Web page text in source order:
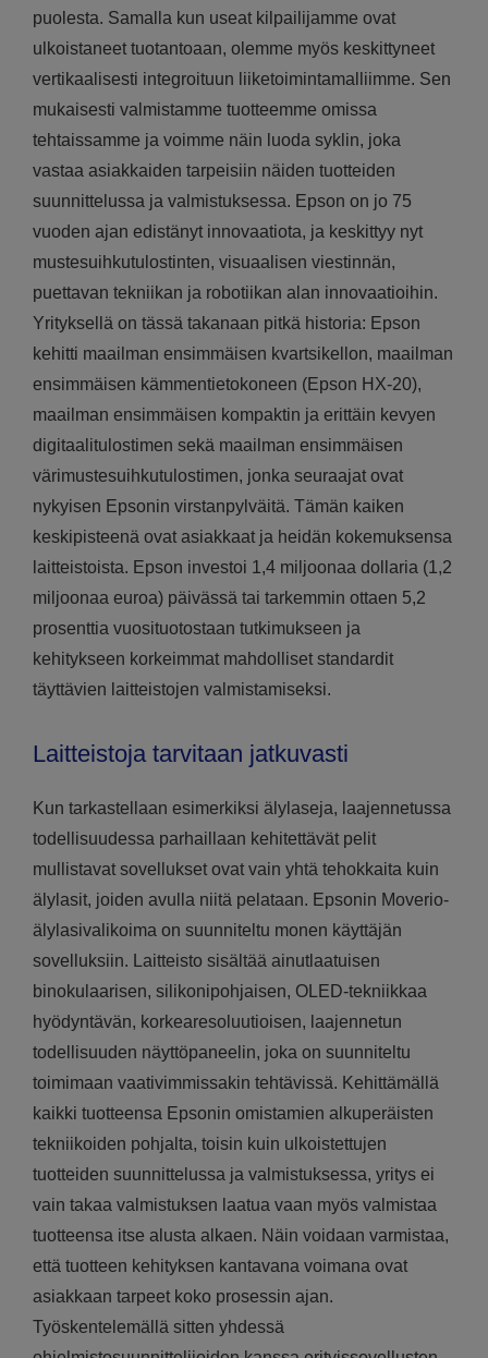
puolesta. Samalla kun useat kilpailijamme ovat
ulkoistaneet tuotantoaan, olemme myös keskittyneet
vertikaalisesti integroituun liiketoimintamalliimme. Sen
mukaisesti valmistamme tuotteemme omissa
tehtaissamme ja voimme näin luoda syklin, joka
vastaa asiakkaiden tarpeisiin näiden tuotteiden
suunnittelussa ja valmistuksessa. Epson on jo 75
vuoden ajan edistänyt innovaatiota, ja keskittyy nyt
mustesuihkutulostinten, visuaalisen viestinnän,
puettavan tekniikan ja robotiikan alan innovaatioihin.
Yrityksellä on tässä takanaan pitkä historia: Epson
kehitti maailman ensimmäisen kvartsikellon, maailman
ensimmäisen kämmentietokoneen (Epson HX-20),
maailman ensimmäisen kompaktin ja erittäin kevyen
digitaalitulostimen sekä maailman ensimmäisen
värimustesuihkutulostimen, jonka seuraajat ovat
nykyisen Epsonin virstanpylväitä. Tämän kaiken
keskipisteenä ovat asiakkaat ja heidän kokemuksensa
laitteistoista. Epson investoi 1,4 miljoonaa dollaria (1,2
miljoonaa euroa) päivässä tai tarkemmin ottaen 5,2
prosenttia vuosituotostaan tutkimukseen ja
kehitykseen korkeimmat mahdolliset standardit
täyttävien laitteistojen valmistamiseksi.
Laitteistoja tarvitaan jatkuvasti
Kun tarkastellaan esimerkiksi älylaseja, laajennetussa
todellisuudessa parhaillaan kehitettävät pelit
mullistavat sovellukset ovat vain yhtä tehokkaita kuin
älylasit, joiden avulla niitä pelataan. Epsonin Moverio-
älylasivalikoima on suunniteltu monen käyttäjän
sovelluksiin. Laitteisto sisältää ainutlaatuisen
binokulaarisen, silikonipohjaisen, OLED-tekniikkaa
hyödyntävän, korkearesoluutioisen, laajennetun
todellisuuden näyttöpaneelin, joka on suunniteltu
toimimaan vaativimmissakin tehtävissä. Kehittämällä
kaikki tuotteensa Epsonin omistamien alkuperäisten
tekniikoiden pohjalta, toisin kuin ulkoistettujen
tuotteiden suunnittelussa ja valmistuksessa, yritys ei
vain takaa valmistuksen laatua vaan myös valmistaa
tuotteensa itse alusta alkaen. Näin voidaan varmistaa,
että tuotteen kehityksen kantavana voimana ovat
asiakkaan tarpeet koko prosessin ajan.
Työskentelemällä sitten yhdessä